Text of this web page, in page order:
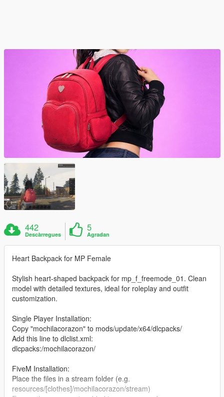
442
Descàrregues
5
Agradan
Heart Backpack for MP Female
Stylish heart-shaped backpack for mp_f_freemode_01. Clean
model with detailed textures, ideal for roleplay and outfit
customization.
Single Player Installation:
Copy "mochilacorazon" to mods/update/x64/dlcpacks/
Add this line to dlclist.xml:
dlcpacks:/mochilacorazon/
FiveM Installation:
Place the files in a stream folder (e.g.
resources/[clothes]/mochilacorazon/stream)